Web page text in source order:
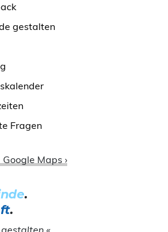
gestalten
Fragen
Maps ›
.
.